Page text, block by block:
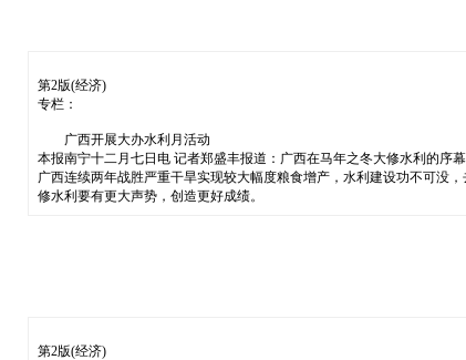
第2版(经济)
专栏：
广西开展大办水利月活动
本报南宁十二月七日电 记者郑盛丰报道：广西在马年之冬大修水利的序
广西连续两年战胜严重干旱实现较大幅度粮食增产，水利建设功不可没
修水利要有更大声势，创造更好成绩。
第2版(经济)